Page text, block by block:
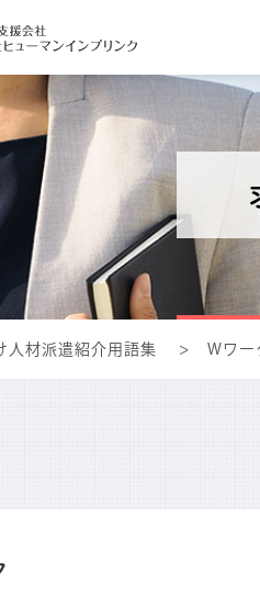
人材派遣紹介用語集 > Wワー